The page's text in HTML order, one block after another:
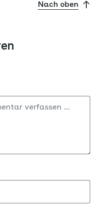
Nach oben